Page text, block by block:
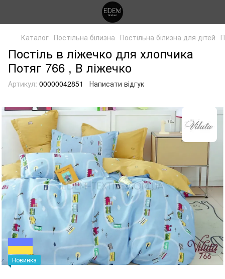
Каталог Постільна білизна Постільна білизна для дітей
Постіль в ліжечко для хлопчика
Потяг 766 , В ліжечко
Артикул: 00000042851 Написати відгук
Новинка